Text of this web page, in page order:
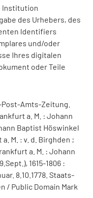
Institution
des Urhebers, des
Identifiers
und/oder
Ihres digitalen
oder Teile
Amts-Zeitung.
a. M. : Johann
Baptist Höswinkel
M. : v. d. Birghden ;
a. M. : Johann
1615-1806 :
8.10.1778. Staats-
/ Public Domain Mark